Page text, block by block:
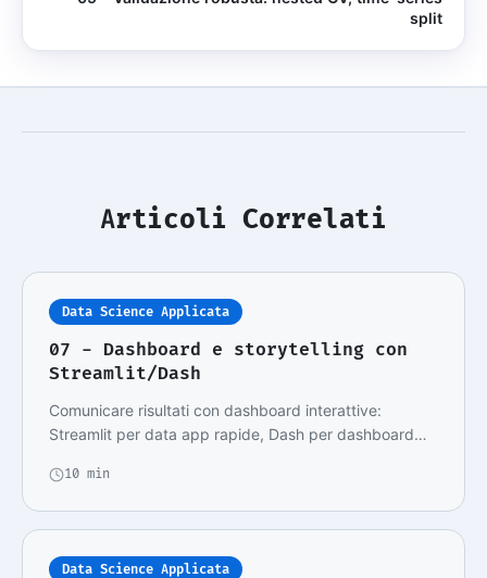
split
Articoli Correlati
Data Science Applicata
07 - Dashboard e storytelling con
Streamlit/Dash
Comunicare risultati con dashboard interattive:
Streamlit per data app rapide, Dash per dashboard
10 min
Data Science Applicata